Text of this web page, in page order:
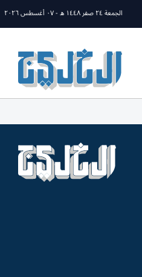
الجمعة ٢٤ صفر ١٤٤٨ ه - ٠٧ أغسطس ٢٠٢٦